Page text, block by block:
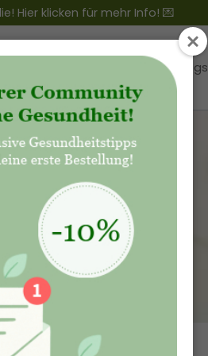
Hier klicken für mehr Info! 💌
Blogs